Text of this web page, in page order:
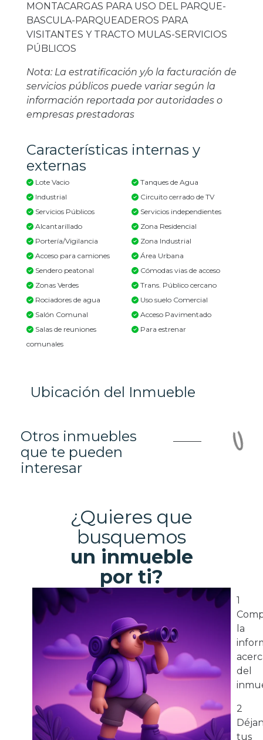
MONTACARGAS PARA USO DEL PARQUE-
BASCULA-PARQUEADEROS PARA
VISITANTES Y TRACTO MULAS-SERVICIOS
PÚBLICOS
Nota: La estratificación y/o la facturación de
servicios públicos puede variar según la
información reportada por autoridades o
empresas prestadoras
Características internas y
externas
Lote Vacio
Industrial
Servicios Públicos
Alcantarillado
Portería/Vigilancia
Acceso para camiones
Sendero peatonal
Zonas Verdes
Rociadores de agua
Salón Comunal
Salas de reuniones
comunales
Tanques de Agua
Circuito cerrado de TV
Servicios independientes
Zona Residencial
Zona Industrial
Área Urbana
Cómodas vias de acceso
Trans. Público cercano
Uso suelo Comercial
Acceso Pavimentado
Para estrenar
Ubicación del Inmueble
Otros inmuebles
que te pueden
interesar
¿Quieres que
busquemos
un inmueble
por ti?
1
la
del
2
tus